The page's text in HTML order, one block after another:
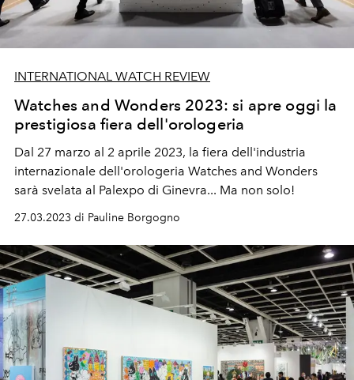
INTERNATIONAL WATCH REVIEW
Watches and Wonders 2023: si apre oggi la
prestigiosa fiera dell'orologeria
Dal 27 marzo al 2 aprile 2023, la fiera dell'industria
internazionale dell'orologeria Watches and Wonders
sarà svelata al Palexpo di Ginevra... Ma non solo!
27.03.2023 di Pauline Borgogno